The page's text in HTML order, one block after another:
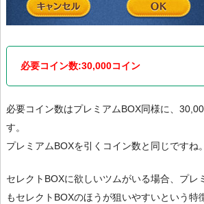
必要コイン数:30,000コイン
必要コイン数はプレミアムBOX同様に、
す。
プレミアムBOXを引くコイン数と同じですね。
セレクトBOXに欲しいツムがいる場合、プレ
もセレクトBOXのほうが狙いやすいという特